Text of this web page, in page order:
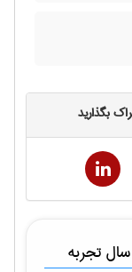
بگذارید
سال تجربه